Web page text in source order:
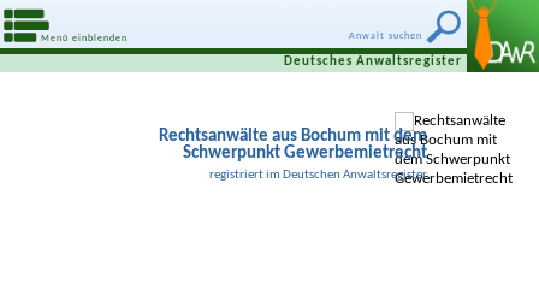
Anwalt suchen
Menü einblenden
Deutsches Anwaltsregister
Rechtsanwälte aus Bochum mit dem
Schwerpunkt Gewerbemietrecht
registriert im Deutschen Anwaltsregister